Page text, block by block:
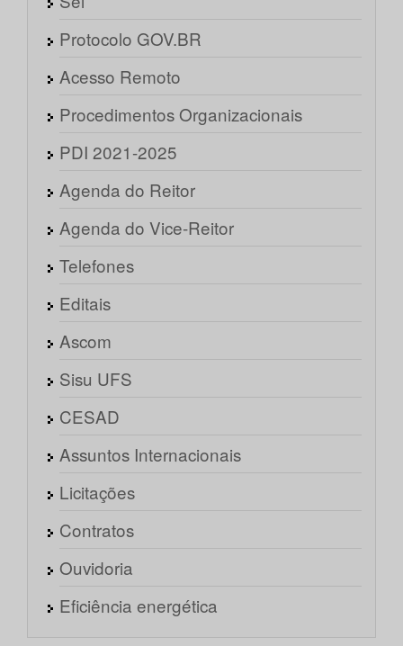
Protocolo GOV.BR
Acesso Remoto
Procedimentos Organizacionais
PDI 2021-2025
Agenda do Reitor
Agenda do Vice-Reitor
Telefones
Editais
Ascom
Sisu UFS
CESAD
Assuntos Internacionais
Licitações
Contratos
Ouvidoria
Eficiência energética